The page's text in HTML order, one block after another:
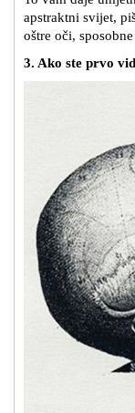
apstraktni svijet,
oštre oči,
3. Ako ste prvo